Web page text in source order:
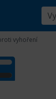
vyhoření